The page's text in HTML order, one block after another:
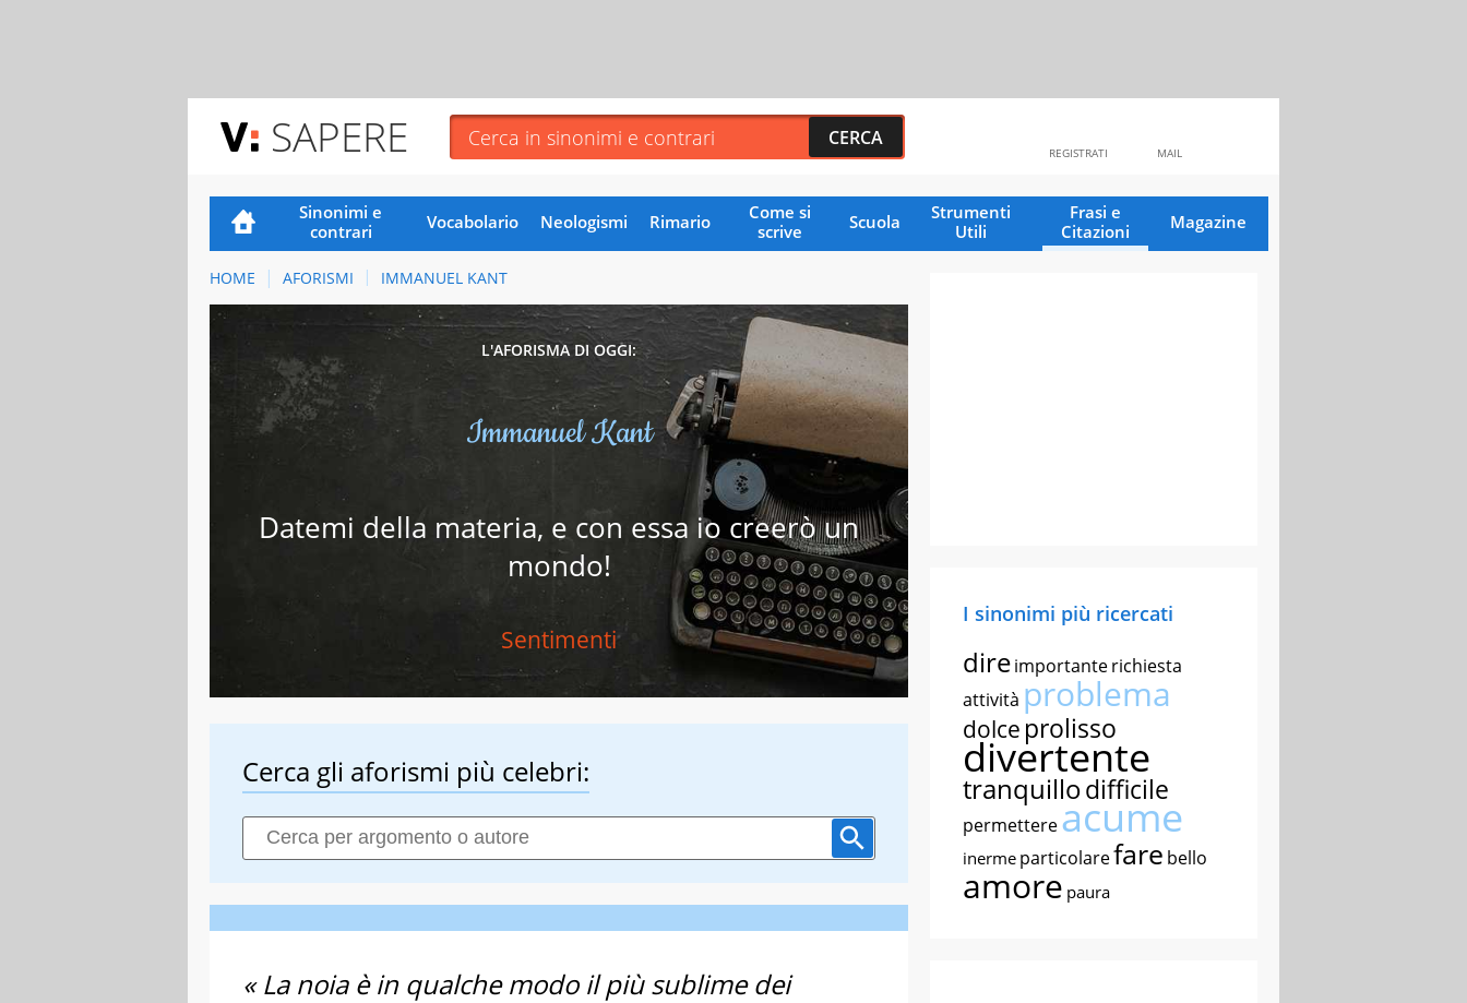
SAPERE MAIL
REGISTRATI
Sinonimi e
contrari
Vocabolario Neologismi Rimario
Come si
scrive
Scuola
Strumenti
Utili
Frasi e
Citazioni
Magazine
HOME AFORISMI IMMANUEL KANT
L'AFORISMA DI OGGI:
Immanuel Kant
Datemi della materia, e con essa io creerò un
mondo!
Sentimenti
Cerca gli aforismi più celebri:
« La noia è in qualche modo il più sublime dei
I sinonimi più ricercati
direimportanterichiesta
attività problema
dolce prolisso
divertente
tranquillodifficile
permettereacume
inerme particolarefare bello
amore paura